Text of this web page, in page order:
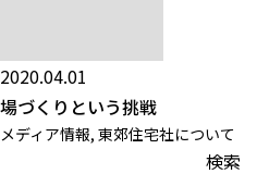
2020.04.01
場づくりという挑戦
メディア情報, 東郊住宅社について